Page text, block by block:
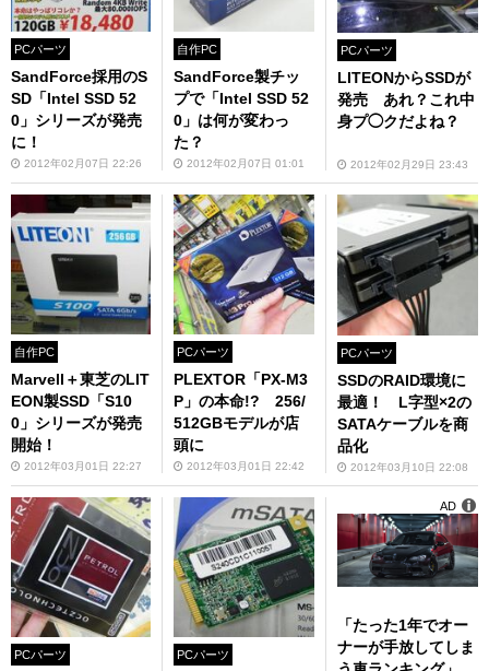
PCパーツ
SandForce採用のS
SD「Intel SSD 52
0」シリーズが発売
に！
2012年02月07日 22:26
自作PC
SandForce製チッ
プで「Intel SSD 52
0」は何が変わっ
た？
2012年02月07日 01:01
PCパーツ
LITEONからSSDが
発売 あれ？これ中
身プ◯クだよね？
2012年02月29日 23:43
自作PC
Marvell＋東芝のLIT
EON製SSD「S10
0」シリーズが発売
開始！
2012年03月01日 22:27
PCパーツ
PLEXTOR「PX-M3
P」の本命!? 256/
512GBモデルが店
頭に
2012年03月01日 22:42
PCパーツ
SSDのRAID環境に
最適！ L字型×2の
SATAケーブルを商
品化
2012年03月10日 22:08
PCパーツ PCパーツ
「たった1年でオー
ナーが手放してしま
AD